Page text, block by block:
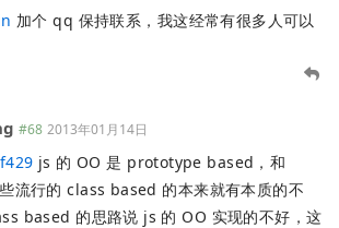
加个 qq 保持联系，我这经常有很多人可以
#68 2013年01月14日
js 的 OO 是 prototype based，和
流行的 class based 的本来就有本质的不
based 的思路说 js 的 OO 实现的不好，这